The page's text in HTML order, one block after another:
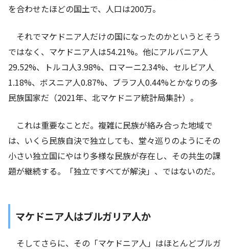
を合わせたほどの国土で、人口は200万。
それでマケドニア人だけの国になったのかというとそう
ではなく、マケドニア人は54.21%。他にアルバニア人
29.52%、トルコ人3.98%、ロマーニ2.34%、セルビア人
1.18%、ボスニア人0.87%、ブラフ人0.44%とかなりの多
民族国家だ（2021年、北マケドニア統計局集計）。
これは重要なことだ。複雑に民族が絡み合った地域で
は、いくら民族自決で独立しても、堂々巡りのようにその
小さい独立国にやはり多様な民族が存在し、その共生の課
題が継続する。「独立ですべてが解決」、ではないのだ。
マケドニア人はブルガリア人か
そしてさらに、その「マケドニア人」はほとんどブルガ